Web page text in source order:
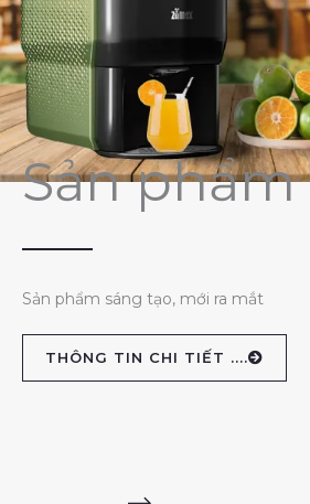
Sản
Sản phẩm sáng tạo, mới ra mắt
THÔNG TIN CHI TIẾT ....